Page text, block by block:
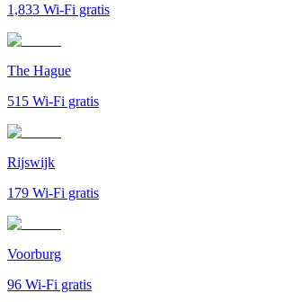
1,833 Wi-Fi gratis
The Hague
515 Wi-Fi gratis
Rijswijk
179 Wi-Fi gratis
Voorburg
96 Wi-Fi gratis